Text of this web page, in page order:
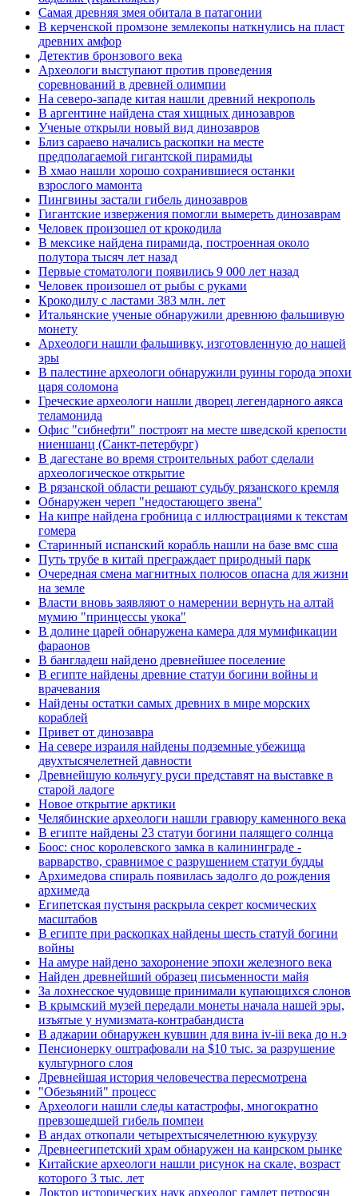
Самая древняя змея обитала в патагонии
В керченской промзоне землекопы наткнулись на пласт
древних амфор
Детектив бронзового века
Археологи выступают против проведения
соревнований в древней олимпии
На северо-западе китая нашли древний некрополь
В аргентине найдена стая хищных динозавров
Ученые открыли новый вид динозавров
Близ сараево начались раскопки на месте
предполагаемой гигантской пирамиды
В хмао нашли хорошо сохранившиеся останки
взрослого мамонта
Пингвины застали гибель динозавров
Гигантские извержения помогли вымереть динозаврам
Человек произошел от крокодила
В мексике найдена пирамида, построенная около
полутора тысяч лет назад
Первые стоматологи появились 9 000 лет назад
Человек произошел от рыбы с руками
Крокодилу с ластами 383 млн. лет
Итальянские ученые обнаружили древнюю фальшивую
монету
Археологи нашли фальшивку, изготовленную до нашей
эры
В палестине археологи обнаружили руины города эпохи
царя соломона
Греческие археологи нашли дворец легендарного аякса
теламонида
Офис "сибнефти" построят на месте шведской крепости
ниеншанц (Санкт-петербург)
В дагестане во время строительных работ сделали
археологическое открытие
В рязанской области решают судьбу рязанского кремля
Обнаружен череп "недостающего звена"
На кипре найдена гробница с иллюстрациями к текстам
гомера
Старинный испанский корабль нашли на базе вмс сша
Путь трубе в китай преграждает природный парк
Очередная смена магнитных полюсов опасна для жизни
на земле
Власти вновь заявляют о намерении вернуть на алтай
мумию "принцессы укока"
В долине царей обнаружена камера для мумификации
фараонов
В бангладеш найдено древнейшее поселение
В египте найдены древние статуи богини войны и
врачевания
Найдены остатки самых древних в мире морских
кораблей
Привет от динозавра
На севере израиля найдены подземные убежища
двухтысячелетней давности
Древнейшую кольчугу руси представят на выставке в
старой ладоге
Новое открытие арктики
Челябинские археологи нашли гравюру каменного века
В египте найдены 23 статуи богини палящего солнца
Боос: снос королевского замка в калининграде -
варварство, сравнимое с разрушением статуи будды
Архимедова спираль появилась задолго до рождения
архимеда
Египетская пустыня раскрыла секрет космических
масштабов
В египте при раскопках найдены шесть статуй богини
войны
На амуре найдено захоронение эпохи железного века
Найден древнейший образец письменности майя
За лохнесское чудовище принимали купающихся слонов
В крымский музей передали монеты начала нашей эры,
изъятые у нумизмата-контрабандиста
В аджарии обнаружен кувшин для вина iv-iii века до н.э
Пенсионерку оштрафовали на $10 тыс. за разрушение
культурного слоя
Древнейшая история человечества пересмотрена
"Обезьяний" процесс
Археологи нашли следы катастрофы, многократно
превзошедшей гибель помпеи
В андах откопали четырехтысячелетнюю кукурузу
Древнеегипетский храм обнаружен на каирском рынке
Китайские археологи нашли рисунок на скале, возраст
которого 3 тыс. лет
Доктор исторических наук археолог гамлет петросян